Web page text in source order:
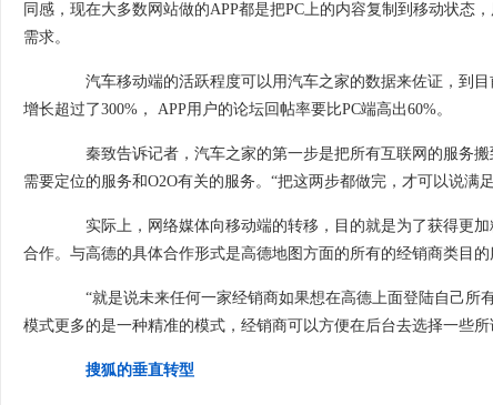
同感，现在大多数网站做的APP都是把PC上的内容复制到移动状
需求。
汽车移动端的活跃程度可以用汽车之家的数据来佐证，到目
增长超过了300%， APP用户的论坛回帖率要比PC端高出60%。
秦致告诉记者，汽车之家的第一步是把所有互联网的服务搬
需要定位的服务和O2O有关的服务。“把这两步都做完，才可以说
实际上，网络媒体向移动端的转移，目的就是为了获得更加
合作。与高德的具体合作形式是高德地图方面的所有的经销商类目
“就是说未来任何一家经销商如果想在高德上面登陆自己所
模式更多的是一种精准的模式，经销商可以方便在后台去选择一些所
搜狐的垂直转型